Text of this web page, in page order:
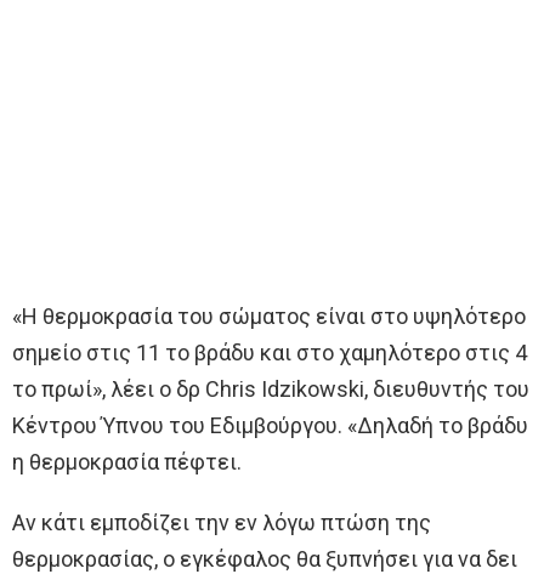
«Η θερμοκρασία του σώματος είναι στο υψηλότερο
σημείο στις 11 το βράδυ και στο χαμηλότερο στις 4
το πρωί», λέει ο δρ Chris Idzikowski, διευθυντής του
Κέντρου Ύπνου του Εδιμβούργου. «Δηλαδή το βράδυ
η θερμοκρασία πέφτει.
Αν κάτι εμποδίζει την εν λόγω πτώση της
θερμοκρασίας, ο εγκέφαλος θα ξυπνήσει για να δει